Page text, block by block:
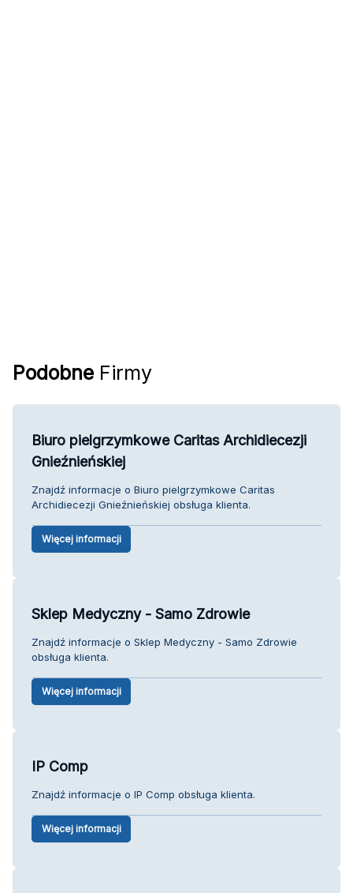
Podobne Firmy
Biuro pielgrzymkowe Caritas Archidiecezji
Gnieźnieńskiej
Znajdź informacje o Biuro pielgrzymkowe Caritas
Archidiecezji Gnieźnieńskiej obsługa klienta.
Więcej informacji
Sklep Medyczny - Samo Zdrowie
Znajdź informacje o Sklep Medyczny - Samo Zdrowie
obsługa klienta.
Więcej informacji
IP Comp
Znajdź informacje o IP Comp obsługa klienta.
Więcej informacji